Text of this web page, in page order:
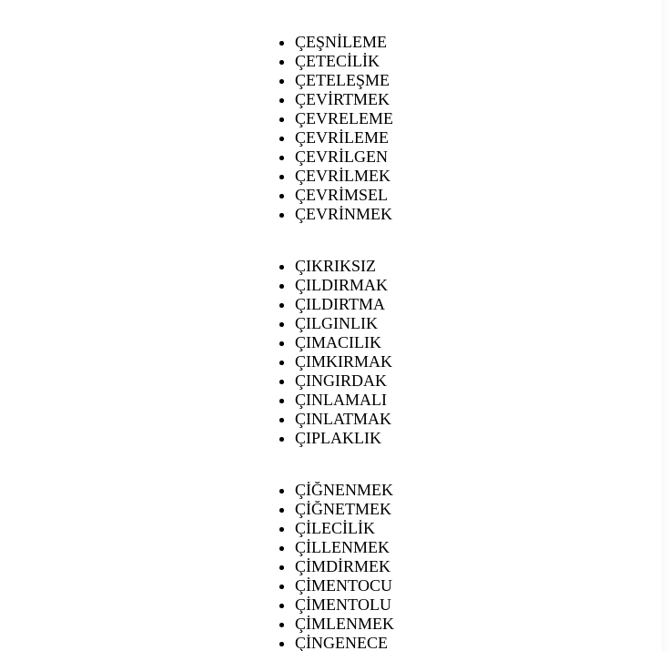
ÇEŞNİLEME
ÇETECİLİK
ÇETELEŞME
ÇEVİRTMEK
ÇEVRELEME
ÇEVRİLEME
ÇEVRİLGEN
ÇEVRİLMEK
ÇEVRİMSEL
ÇEVRİNMEK
ÇIKRIKSIZ
ÇILDIRMAK
ÇILDIRTMA
ÇILGINLIK
ÇIMACILIK
ÇIMKIRMAK
ÇINGIRDAK
ÇINLAMALI
ÇINLATMAK
ÇIPLAKLIK
ÇİĞNENMEK
ÇİĞNETMEK
ÇİLECİLİK
ÇİLLENMEK
ÇİMDİRMEK
ÇİMENTOCU
ÇİMENTOLU
ÇİMLENMEK
ÇİNGENECE